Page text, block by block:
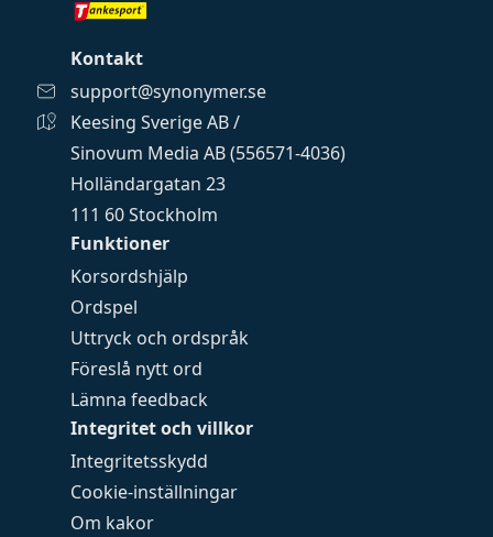
Funktioner
Korsordshjälp
Ordspel
Uttryck och ordspråk
Föreslå nytt ord
Lämna feedback
Integritet och villkor
Integritetsskydd
Cookie-inställningar
Om kakor
Kontakt
support@synonymer.se
Keesing Sverige AB /
Sinovum Media AB (556571-4036)
Holländargatan 23
111 60 Stockholm